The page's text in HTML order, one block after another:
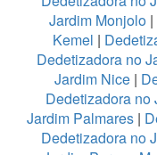
Jardim Monjolo|
Kemel |
Dedetizadora no
Jardim Nice|
Dedetizadora no
Jardim Palmares |
Dedetizadora no